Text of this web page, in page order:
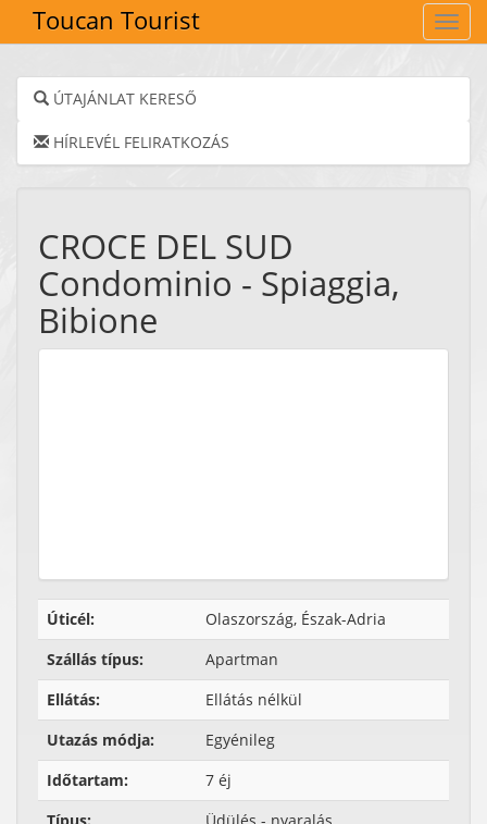
Toucan Tourist
ÚTAJÁNLAT KERESŐ
HÍRLEVÉL FELIRATKOZÁS
CROCE DEL SUD
Condominio - Spiaggia,
Bibione
Úticél:
Olaszország, Észak-Adria
Szállás típus:
Apartman
Ellátás:
Ellátás nélkül
Utazás módja:
Egyénileg
Időtartam:
7 éj